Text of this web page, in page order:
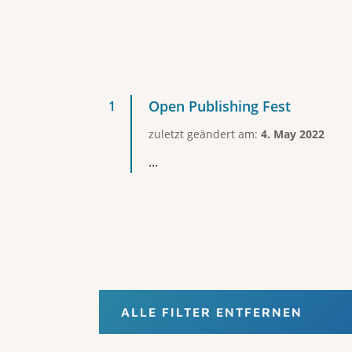
Open Publishing Fest
zuletzt geändert am: 4. May 2022
...
ALLE FILTER ENTFERNEN